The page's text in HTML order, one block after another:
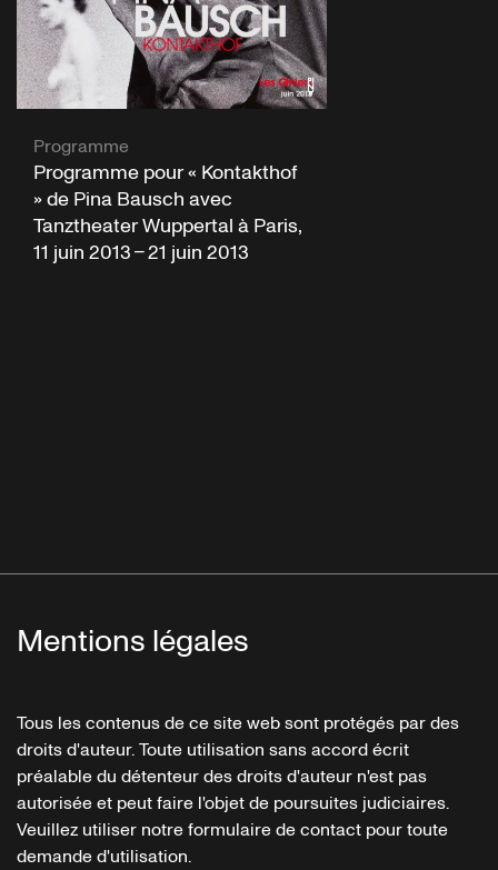
Programme
Programme pour « Kontakthof
» de Pina Bausch avec
Tanztheater Wuppertal à Paris,
11 juin 2013 – 21 juin 2013
Mentions légales
Tous les contenus de ce site web sont protégés par des
droits d'auteur. Toute utilisation sans accord écrit
préalable du détenteur des droits d'auteur n'est pas
autorisée et peut faire l'objet de poursuites judiciaires.
Veuillez utiliser notre formulaire de contact pour toute
demande d'utilisation.